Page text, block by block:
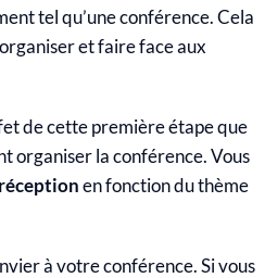
tel qu’une conférence. Cela
et faire face aux
de cette première étape que
organiser la conférence. Vous
en fonction du thème
à votre conférence. Si vous